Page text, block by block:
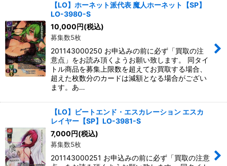
【LO】ホーネット派代表 魔人ホーネット【SP】
LO-3980-S
10,000円(税込)
募集数5枚
201143000250 お申込みの前に必ず「買取の注
意点」をお読み頂くようお願い致します。 同タイ
トル商品を募集上限数を超えてお買取する場合、
超えた枚数分のカードは減額となる場合がござい
ます。あ…
【LO】ビートエンド・エスカレーション エスカ
レイヤー【SP】LO-3981-S
7,000円(税込)
募集数5枚
201143000251 お申込みの前に必ず「買取の注意